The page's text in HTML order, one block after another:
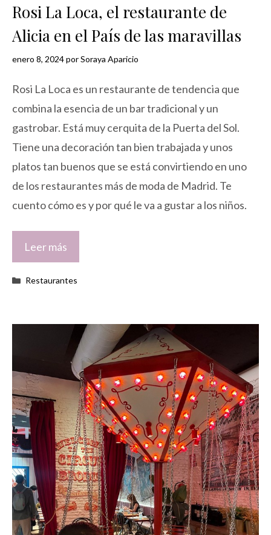
Rosi La Loca, el restaurante de
Alicia en el País de las maravillas
enero 8, 2024porSoraya Aparicio
Rosi La Loca es un restaurante de tendencia que
combina la esencia de un bar tradicional y un
gastrobar. Está muy cerquita de la Puerta del Sol.
Tiene una decoración tan bien trabajada y unos
platos tan buenos que se está convirtiendo en uno
de los restaurantes más de moda de Madrid. Te
cuento cómo es y por qué le va a gustar a los niños.
Leer más
Categorías
Restaurantes